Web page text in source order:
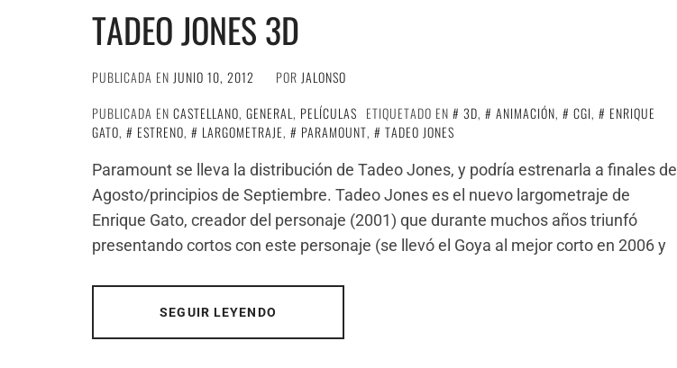
TADEO JONES 3D
PUBLICADA EN JUNIO 10, 2012 POR JALONSO
PUBLICADA EN CASTELLANO, GENERAL, PELÍCULAS ETIQUETADO EN 3D, ANIMACIÓN, CGI,
ENRIQUE
GATO, ESTRENO, LARGOMETRAJE, PARAMOUNT,
TADEO JONES
Paramount se lleva la distribución de Tadeo Jones, y podría estrenarla a finales de
Agosto/principios de Septiembre. Tadeo Jones es el nuevo largometraje de
Enrique Gato, creador del personaje (2001) que durante muchos años triunfó
presentando cortos con este personaje (se llevó el Goya al mejor corto en 2006 y
SEGUIR LEYENDO